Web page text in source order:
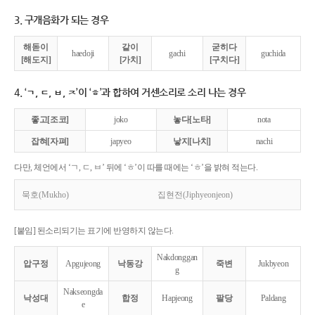
3. 구개음화가 되는 경우
해돋이
[해도지]
haedoji
같이
[가치]
gachi
굳히다
[구치다]
guchida
4. ‘ㄱ, ㄷ, ㅂ, ㅈ’이 ‘ㅎ’과 합하여 거센소리로 소리 나는 경우
좋고[조코] joko 놓다[노타] nota
잡혀[자펴] japyeo 낳지[나치] nachi
다만, 체언에서 ‘ㄱ, ㄷ, ㅂ’ 뒤에 ‘ㅎ’이 따를 때에는 ‘ㅎ’을 밝혀 적는다.
묵호(Mukho) 집현전(Jiphyeonjeon)
[붙임] 된소리되기는 표기에 반영하지 않는다.
압구정 Apgujeong 낙동강
Nakdonggan
g
죽변 Jukbyeon
낙성대
Nakseongda
e
합정 Hapjeong 팔당 Paldang